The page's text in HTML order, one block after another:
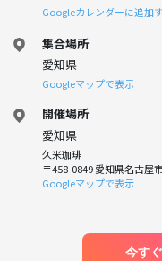
Googleカレンダーに追加
集合場所
愛知県
Googleマップで表示
開催場所
愛知県
久米珈琲
〒458-0849 愛知県名古屋
Googleマップで表示
今す